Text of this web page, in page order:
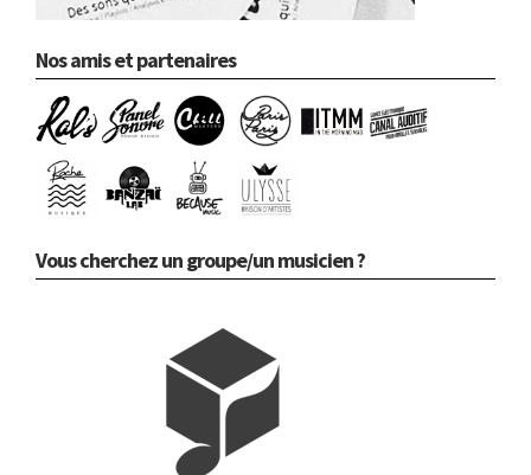
Nos amis et partenaires
Vous cherchez un groupe/un musicien ?